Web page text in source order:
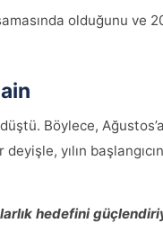
olduğunu ve
Böylece,
yılın
hedefini